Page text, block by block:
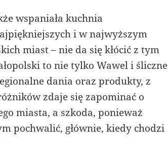
wspaniała kuchnia
i w najwyższym
miast – nie da się kłócić z tym
to nie tylko Wawel i śliczne
dania oraz produkty, z
zdaje się zapominać o
miasta, a szkoda, ponieważ
pochwalić, głównie, kiedy chodzi